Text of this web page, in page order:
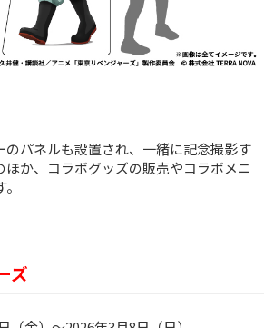
のパネルも設置され、一緒に記念撮影す
ほか、コラボグッズの販売やコラボメニ
ズ